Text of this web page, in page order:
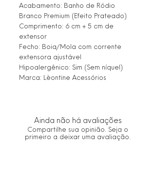
Acabamento: Banho de Ródio
Branco Premium (Efeito Prateado)
Comprimento: 6 cm + 5 cm de
extensor
Fecho: Boia/Mola com corrente
extensora ajustável
Hipoalergênico: Sim (Sem níquel)
Marca: Lèontine Acessórios
Ainda não há avaliações
Compartilhe sua opinião. Seja o
primeiro a deixar uma avaliação.